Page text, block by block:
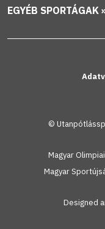
EGYÉB SPORTÁGAK
©
Magyar
Magyar
Designed